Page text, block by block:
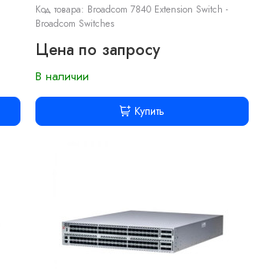
Код товара: Broadcom 7840 Extension Switch -
Broadcom Switches
Цена по запросу
В наличии
Купить